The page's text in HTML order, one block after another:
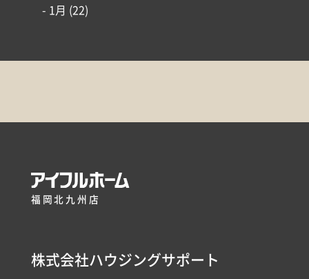
- 1月 (22)
福岡北九州店
株式会社ハウジングサポート